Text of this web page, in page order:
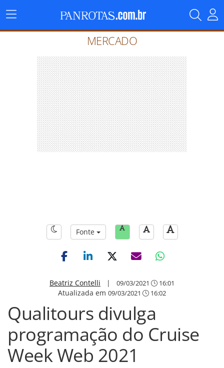
Menu
Principal
MERCADO
Fonte
Beatriz Contelli | 09/03/2021 16:01
Atualizada em 09/03/2021 16:02
Qualitours divulga
programação do Cruise
Week Web 2021